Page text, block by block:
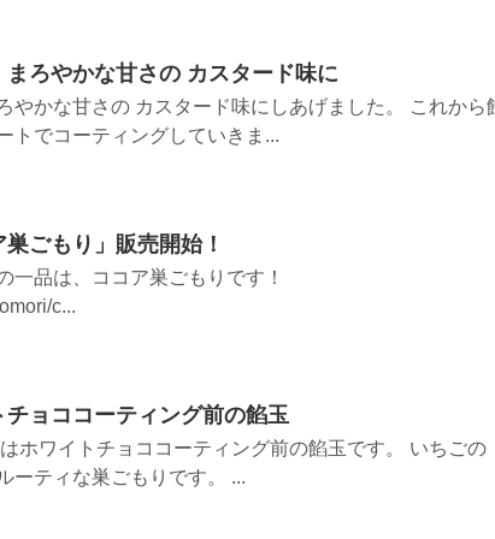
ろやかな甘さの カスタード味に
やかな甘さの カスタード味にしあげました。 これから
トでコーティングしていきま...
ごもり」販売開始！
一品は、ココア巣ごもりです！
c...
チョココーティング前の餡玉
ホワイトチョココーティング前の餡玉です。 いちごの
ーティな巣ごもりです。 ...